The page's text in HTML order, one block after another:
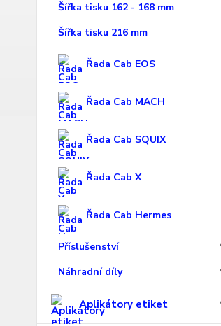
Šířka tisku 162 - 168 mm
Šířka tisku 216 mm
Řada Cab EOS
Řada Cab MACH
Řada Cab SQUIX
Řada Cab X
Řada Cab Hermes
Příslušenství
Náhradní díly
Aplikátory etiket